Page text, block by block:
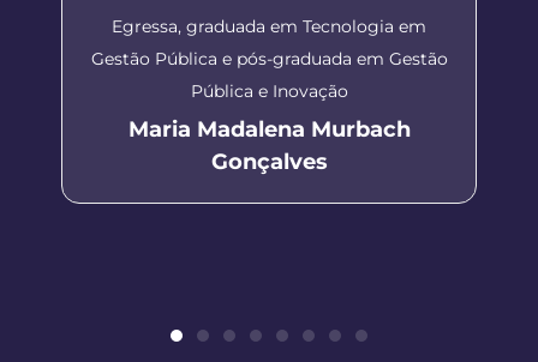
Egressa, graduada em Tecnologia em
Gestão Pública e pós-graduada em Gestão
Pública e Inovação
Maria Madalena Murbach
Gonçalves